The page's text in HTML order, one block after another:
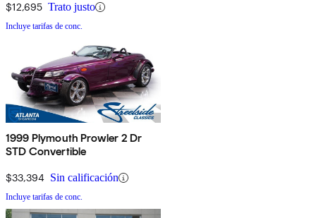
$12,695 Trato justo
Incluye tarifas de conc.
1999 Plymouth Prowler 2 Dr
STD Convertible
$33,394 Sin calificación
Incluye tarifas de conc.